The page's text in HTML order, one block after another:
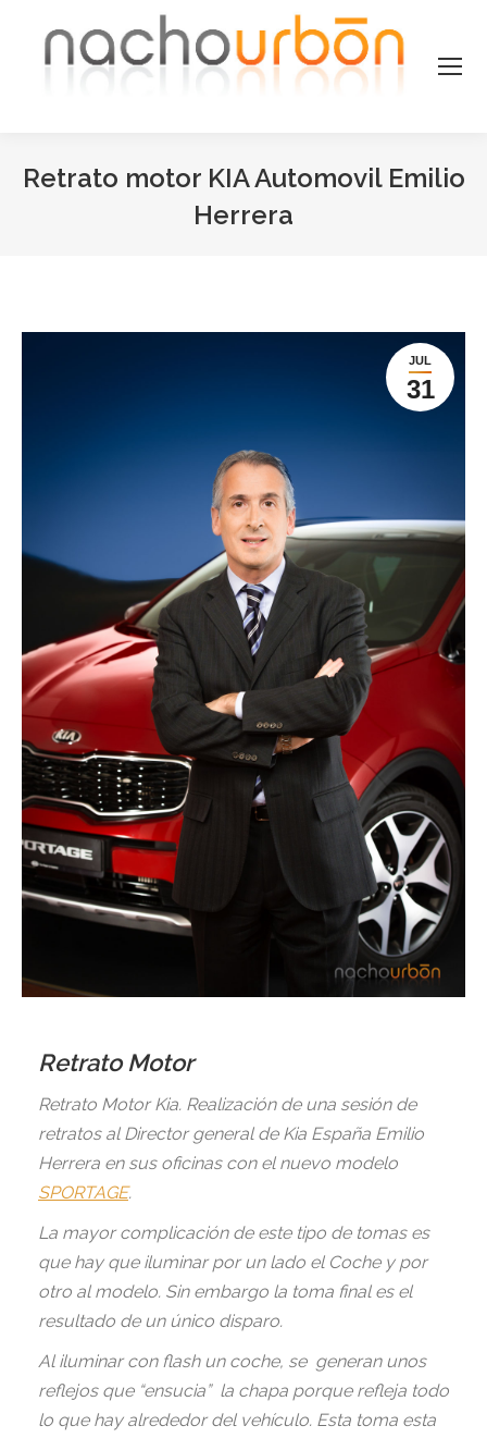
Retrato motor KIA Automovil Emilio
Herrera
JUL
31
Retrato Motor
Retrato Motor Kia. Realización de una sesión de
retratos al Director general de Kia España Emilio
Herrera en sus oficinas con el nuevo modelo
SPORTAGE.
La mayor complicación de este tipo de tomas es
que hay que iluminar por un lado el Coche y por
otro al modelo. Sin embargo la toma final es el
resultado de un único disparo.
Al iluminar con flash un coche, se generan unos
reflejos que “ensucia” la chapa porque refleja todo
lo que hay alrededor del vehículo. Esta toma esta